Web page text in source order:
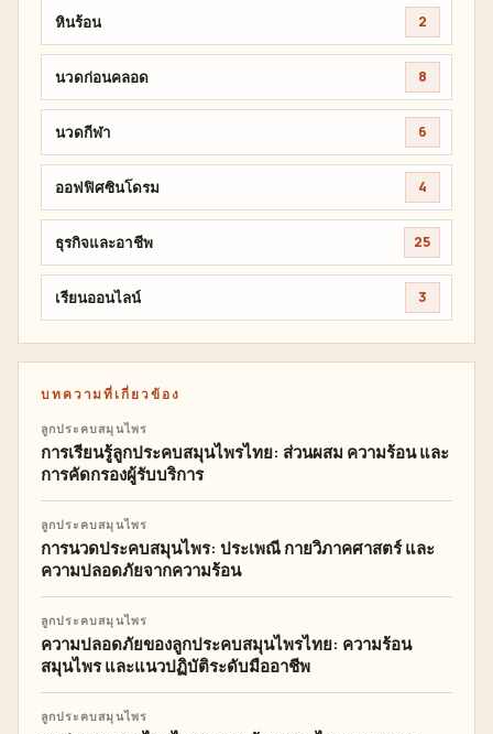
หินร้อน 2
นวดก่อนคลอด 8
นวดกีฬา 6
ออฟฟิศซินโดรม 4
ธุรกิจและอาชีพ 25
เรียนออนไลน์ 3
บทความที่เกี่ยวข้อง
ลูกประคบสมุนไพร
การเรียนรู้ลูกประคบสมุนไพรไทย: ส่วนผสม ความร้อน และ
การคัดกรองผู้รับบริการ
ลูกประคบสมุนไพร
การนวดประคบสมุนไพร: ประเพณี กายวิภาคศาสตร์ และ
ความปลอดภัยจากความร้อน
ลูกประคบสมุนไพร
ความปลอดภัยของลูกประคบสมุนไพรไทย: ความร้อน
สมุนไพร และแนวปฏิบัติระดับมืออาชีพ
ลูกประคบสมุนไพร